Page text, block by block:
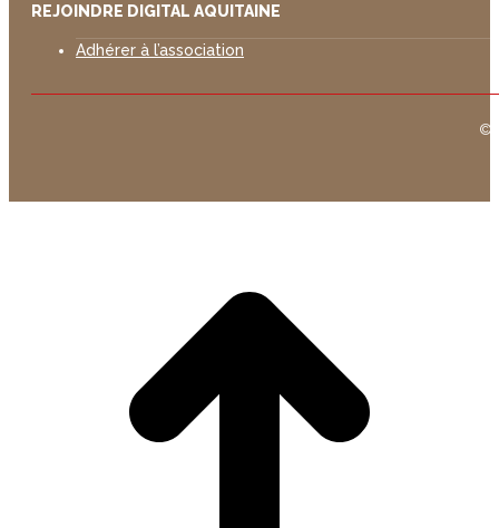
REJOINDRE DIGITAL AQUITAINE
Adhérer à l’association